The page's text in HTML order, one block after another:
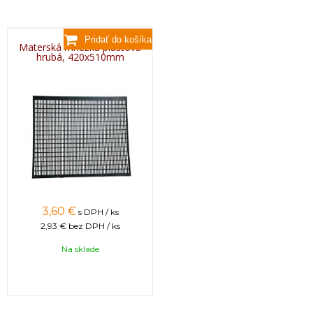
Materská mriežka plastová
hrubá, 420x510mm
3,60 € s DPH / ks
2,93 € bez DPH / ks
Na sklade